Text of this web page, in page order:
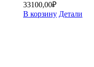
33100,00₽
В корзину Детали